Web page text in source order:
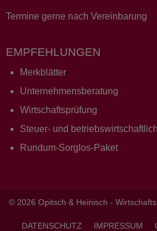
Termine gerne nach Vereinbarung
EMPFEHLUNGEN
Merkblätter
Unternehmensberatung
Wirtschaftsprüfung
Steuer- und
Rundum-Sorglos-Paket
© 2026 Opitsch & Heinisch -
DATENSCHUTZ IMPRESSUM